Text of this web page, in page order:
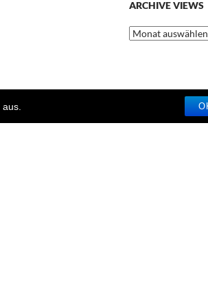
ARCHIVE VIEWS
Archive
Views